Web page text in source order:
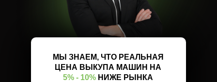
МЫ ЗНАЕМ, ЧТО РЕАЛЬНАЯ
ЦЕНА ВЫКУПА МАШИН НА
5% - 10% НИЖЕ РЫНКА